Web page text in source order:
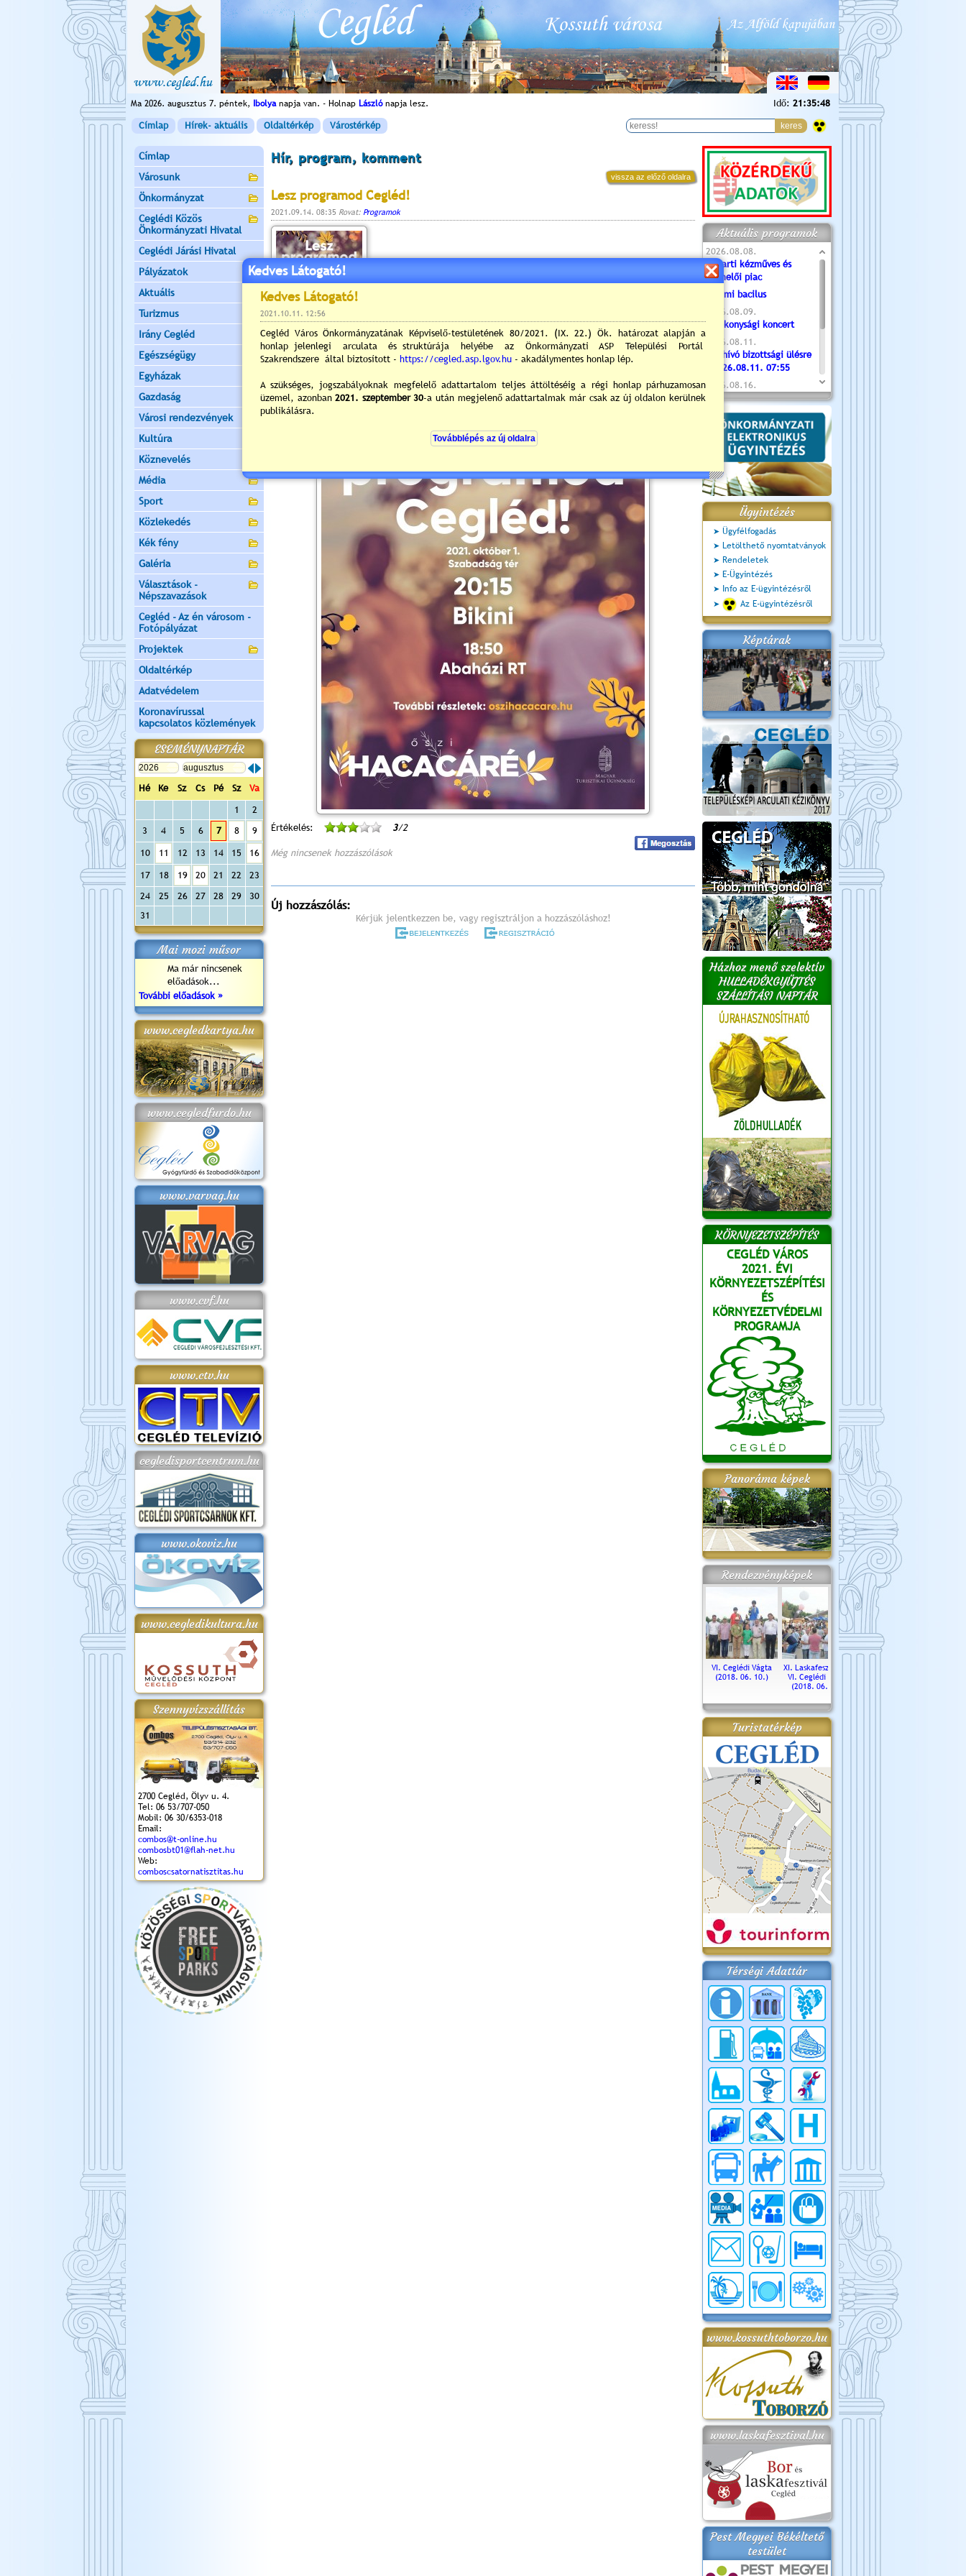
Ma 2026. augusztus 7. péntek, Ibolyanapja van. - Holnap Lászlónapja lesz. Idő: 21:35:49
Címlap Hírek- aktuális Oldaltérkép Várostérkép
Címlap
Városunk
Önkormányzat
Ceglédi Közös
Önkormányzati Hivatal
Ceglédi Járási Hivatal
Pályázatok
Aktuális
Turizmus
Irány Cegléd
Egészségügy
Egyházak
Gazdaság
Városi rendezvények
Kultúra
Köznevelés
Média
Sport
Közlekedés
Kék fény
Galéria
Választások -
Népszavazások
Cegléd - Az én városom -
Fotópályázat
Projektek
Oldaltérkép
Adatvédelem
Koronavírussal
kapcsolatos közlemények
ESEMÉNYNAPTÁR
Hé Ke Sz Cs Pé Sz
Va
1
2
3
4 5 6 7 8 9
10 11 12 13 14 15 16
17 18 19 20 21 22
23
24
25 26 27 28 29
30
31
Mai mozi műsor
Ma már nincsenek
előadások...
További előadások »
www.cegledkartya.hu
www.cegledfurdo.hu
www.varvag.hu
www.cvf.hu
www.ctv.hu
cegledisportcentrum.hu
www.okoviz.hu
www.cegledikultura.hu
Szennyvízszállítás
2700 Cegléd, Ölyv u. 4.
Tel: 06 53/707-050
Mobil: 06 30/6353-018
Email:
combos@t-online.hu
combosbt01@flah-net.hu
Web:
comboscsatornatisztitas.hu
Hír, program, komment
vissza az előző oldalra
Lesz programod Cegléd!
2021.09.14. 08:35 Rovat: Programok
Értékelés: 3/2
Még nincsenek hozzászólások
Új hozzászólás:
Kérjük jelentkezzen be, vagy regisztráljon a hozzászóláshoz!
Aktuális programok
2026.08.08.
Tóparti kézműves és
termelői piac
Valami bacilus
2026.08.09.
Jótékonysági koncert
2026.08.11.
Meghívó bizottsági ülésre
- 2026.08.11. 07:55
2026.08.16.
Újvárosi Közlekedési és
Sportnap
2026.08.19.
Ceglédi fotóklub kiállítás
2026.08.20.
Szent István Ünnepe
Ügyintézés
Ügyfélfogadás
Letölthető nyomtatványok
Rendeletek
E-Ügyintézés
Info az E-ügyintézésről
Az E-ügyintézésről
Képtárak
Házhoz menő szelektív
HULLADÉKGYŰJTÉS
SZÁLLÍTÁSI NAPTÁR
KÖRNYEZETSZÉPÍTÉS
CEGLÉD VÁROS
2021. ÉVI
KÖRNYEZETSZÉPÍTÉSI
ÉS
KÖRNYEZETVÉDELMI
PROGRAMJA
Panoráma képek
Rendezvényképek
VI. Ceglédi Vágta
(2018. 06. 10.)
XI. Laskafesztivál és
VI. Ceglédi Vágta
(2018. 06. 10.)
Városnapok 2018.
Kossuth Toborzó
Ünnepély
Szent István Ünnepe
(2017. 08. 20.)
Turistatérkép
Térségi Adattár
www.kossuthtoborzo.hu
www.laskafesztival.hu
Pest Megyei Békéltető
testület
Kedves Látogató!